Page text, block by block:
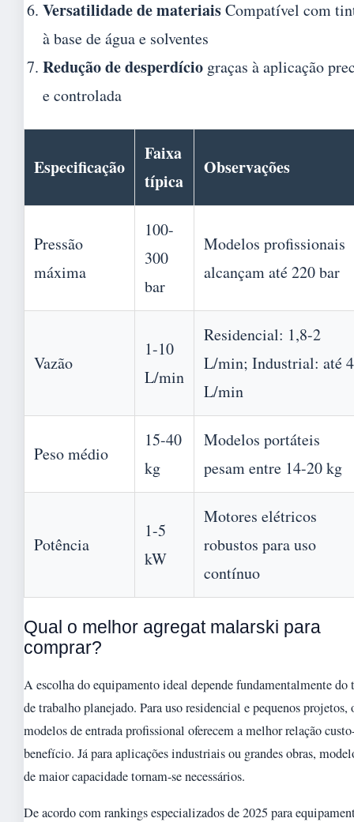
Versatilidade de materiaisCompatível com
à base de água e solventes
Redução de desperdício graças à aplicação
e controlada
Especificação
Faixa
típica
Observações
Pressão
máxima
100-
300
bar
Modelos profissionais
alcançam até 220 bar
Vazão
1-10
L/min
Residencial: 1,8-2
L/min; Industrial: até 4
L/min
Peso médio
15-40
kg
Modelos portáteis
pesam entre 14-20 kg
Potência
1-5
kW
Motores elétricos
robustos para uso
contínuo
Qual o melhor agregat malarski para
comprar?
A escolha do equipamento ideal depende fundamentalmente do
de trabalho planejado. Para uso residencial e pequenos projetos,
modelos de entrada profissional oferecem a melhor relação
benefício. Já para aplicações industriais ou grandes obras,
de maior capacidade tornam-se necessários.
De acordo com rankings especializados de 2025 para